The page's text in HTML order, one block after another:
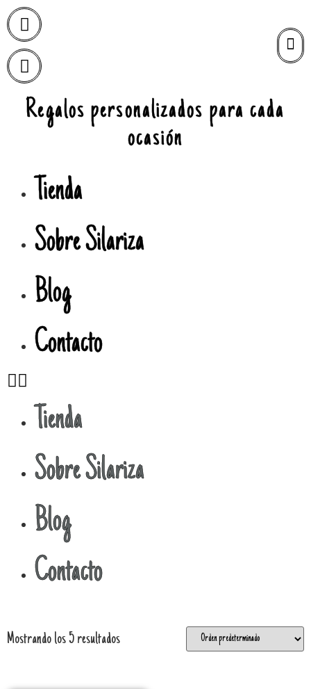
Regalos personalizados para cada
ocasión
Tienda
Sobre Silariza
Blog
Contacto
Tienda
Sobre Silariza
Blog
Contacto
Mostrando los 5 resultados